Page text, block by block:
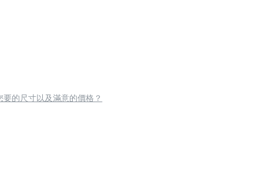
要的尺寸以及滿意的價格？